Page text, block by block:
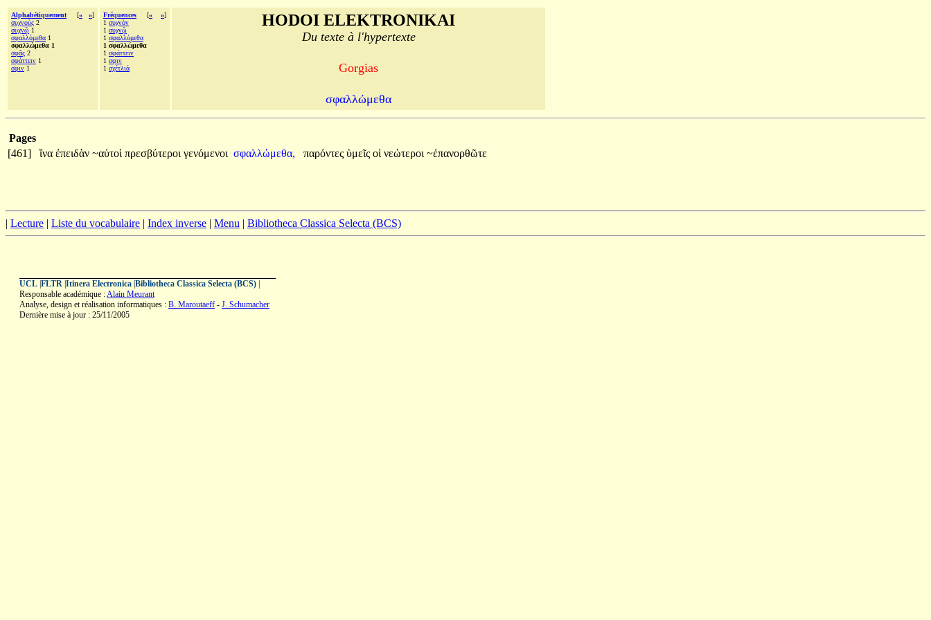
Alphabétiquement [« »]
συχνοὺς 2
συχνῷ 1
σφαλλόμεθα 1
σφαλλώμεθα 1
σφᾶς 2
σφάττειν 1
σφιν 1
Fréquences [« »]
1 συχνὸν
1 συχνῷ
1 σφαλλόμεθα
1 σφαλλώμεθα
1 σφάττειν
1 σφιν
1 σχέτλιά
HODOI ELEKTRONIKAI
Du texte à l'hypertexte
Gorgias
σφαλλώμεθα
Pages
[461]
ἵνα ἐπειδὰν ~αὐτοὶ πρεσβύτεροι γενόμενοι σφαλλώμεθα, παρόντες ὑμεῖς οἱ νεώτεροι ~ἐπανορθῶτε
| Lecture | Liste du vocabulaire | Index inverse | Menu | Bibliotheca Classica Selecta (BCS)
UCL FLTR Itinera Electronica Bibliotheca Classica Selecta (BCS)
Responsable académique :Alain Meurant
Analyse, design et réalisation informatiques : B. Maroutaeff - J. Schumacher
Dernière mise à jour : 25/11/2005